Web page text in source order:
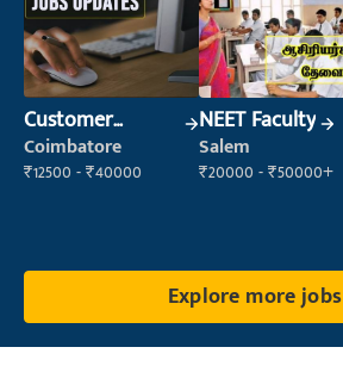
Customer
Support Officer
Coimbatore
₹12500 - ₹40000
NEET Faculty
Salem
₹20000 - ₹50000+
Explore more jobs